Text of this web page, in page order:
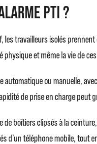
PTI ?
les travailleurs isolés
et même la vie de
ou manuelle,
de prise en charge peut
de boîtiers clipsés à la
d’un téléphone mobile,